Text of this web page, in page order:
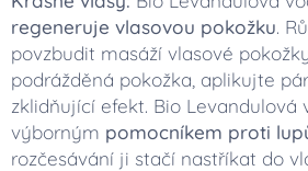
regeneruje vlasovou pokožku.
povzbudit masáží vlasové
podrážděná pokožka, aplikujte
zklidňující efekt. Bio Levandulová
výborným pomocníkem proti
rozčesávání ji stačí nastříkat do